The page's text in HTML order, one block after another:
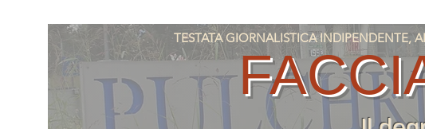
TESTATA GIORNALISTICA INDIPENDENTE,